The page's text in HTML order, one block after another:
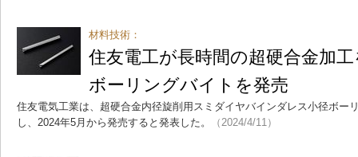
材料技術：
住友電工が長時間の超硬合金加
ボーリングバイトを発売
住友電気工業は、超硬合金内径旋削用スミダイヤバインダレス小径ボー
し、2024年5月から発売すると発表した。
（2024/4/11）